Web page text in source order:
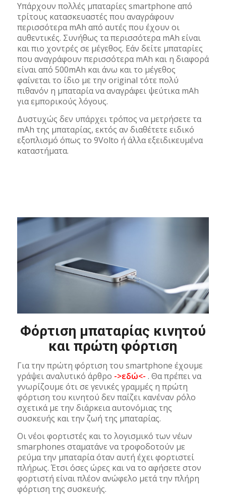
Υπάρχουν πολλές μπαταρίες smartphone από
τρίτους κατασκευαστές που αναγράφουν
περισσότερα mAh από αυτές που έχουν οι
αυθεντικές. Συνήθως τα περισσότερα mAh είναι
και πιο χοντρές σε μέγεθος. Εάν δείτε μπαταρίες
που αναγράφουν περισσότερα mAh και η διαφορά
είναι από 500mAh και άνω και το μέγεθος
φαίνεται το ίδιο με την original τότε πολύ
πιθανόν η μπαταρία να αναγράφει ψεύτικα mAh
για εμπορικούς λόγους.
Δυστυχώς δεν υπάρχει τρόπος να μετρήσετε τα
mAh της μπαταρίας, εκτός αν διαθέτετε ειδικό
εξοπλισμό όπως το 9Volto ή άλλα εξειδικευμένα
καταστήματα.
Φόρτιση μπαταρίας κινητού
και πρώτη φόρτιση
Για την πρώτη φόρτιση του smartphone έχουμε
γράψει αναλυτικό άρθρο ->εδώ<- . Θα πρέπει να
γνωρίζουμε ότι σε γενικές γραμμές η πρώτη
φόρτιση του κινητού δεν παίζει κανέναν ρόλο
σχετικά με την διάρκεια αυτονόμιας της
συσκευής και την ζωή της μπαταρίας.
Οι νέοι φορτιστές και το λογισμικό των νέων
smarphones σταματάνε να τροφοδοτούν με
ρεύμα την μπαταρία όταν αυτή έχει φορτιστεί
πλήρως. Έτσι όσες ώρες και να το αφήσετε στον
φορτιστή είναι πλέον ανώφελο μετά την πλήρη
φόρτιση της συσκευής.